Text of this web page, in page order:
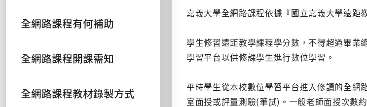
全網路課程有何補助
全網路課程開課需知
全網路課程教材錄製方式
嘉義大學全網路課程依據『國立嘉義大學遠距
學生修習遠距教學課程學分數，不得超過畢業
學習平台以供修課學生進行數位學習。
平時學生從本校數位學習平台進入修讀的全網
室面授或評量測驗(筆試)。一般老師面授次數